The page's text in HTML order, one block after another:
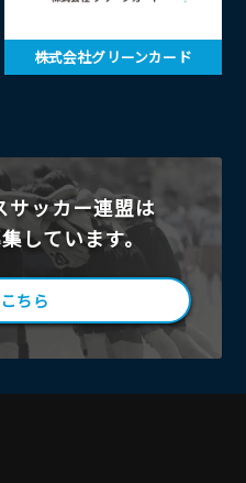
株式会社グリーンカード
サッカー連盟は
しています。
ちら